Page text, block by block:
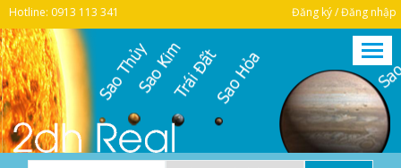
Hotline: 0913 113 341 Đăng ký / Đăng nhập